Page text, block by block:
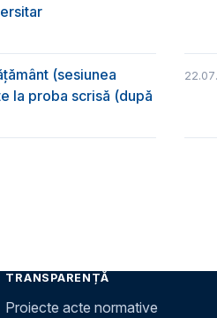
(sesiunea
la proba scrisă (după
TRANSPARENȚĂ
Proiecte acte normative